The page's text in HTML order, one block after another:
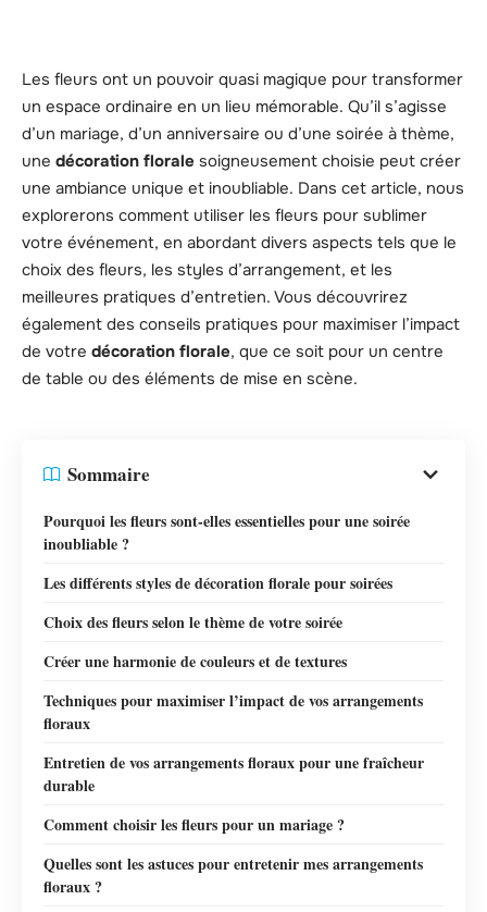
Les fleurs ont un pouvoir quasi magique pour transformer
un espace ordinaire en un lieu mémorable. Qu’il s’agisse
d’un mariage, d’un anniversaire ou d’une soirée à thème,
une décoration florale soigneusement choisie peut créer
une ambiance unique et inoubliable. Dans cet article, nous
explorerons comment utiliser les fleurs pour sublimer
votre événement, en abordant divers aspects tels que le
choix des fleurs, les styles d’arrangement, et les
meilleures pratiques d’entretien. Vous découvrirez
également des conseils pratiques pour maximiser l’impact
de votre décoration florale, que ce soit pour un centre
de table ou des éléments de mise en scène.
Sommaire
Pourquoi les fleurs sont-elles essentielles pour une soirée
inoubliable ?
Les différents styles de décoration florale pour soirées
Choix des fleurs selon le thème de votre soirée
Créer une harmonie de couleurs et de textures
Techniques pour maximiser l’impact de vos arrangements
floraux
Entretien de vos arrangements floraux pour une fraîcheur
durable
Comment choisir les fleurs pour un mariage ?
Quelles sont les astuces pour entretenir mes arrangements
floraux ?